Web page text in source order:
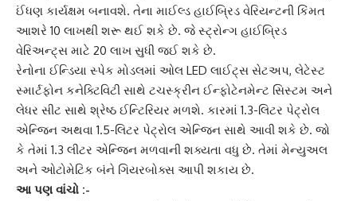
ઈંધણ કાર્યક્ષમ બનાવશે. તેના માઈલ્ડ હાઈબ્રિડ વેરિયન્ટની કિંમત
આશરે 10 લાખથી શરૂ થઈ શકે છે. જે સ્ટ્રોન્ગ હાઈબ્રિડ
વેરિઅન્ટ્સ માટે 20 લાખ સુધી જઈ શકે છે.
રેનોના ઈન્ડિયા સ્પેક મોડલમાં ઓલ LED લાઈટ્સ સેટઅપ, લેટેસ્ટ
સ્માર્ટફોન કનેક્ટિવિટી સાથે ટચસ્ક્રીન ઈન્ફોટેનમેન્ટ સિસ્ટમ અને
લેધર સીટ સાથે શ્રેષ્ઠ ઈન્ટિરિયર મળશે. કારમાં 1.3-લિટર પેટ્રોલ
એન્જિન અથવા 1.5-લિટર પેટ્રોલ એન્જિન સાથે આવી શકે છે. જો
કે તેમાં 1.3 લીટર એન્જિન મળવાની શક્યતા વધુ છે. તેમાં મેન્યુઅલ
અને ઓટોમેટિક બંને ગિયરબોક્સ આપી શકાય છે.
આ પણ વાંચો :-